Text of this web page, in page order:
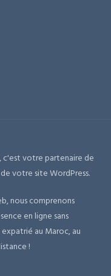
c'est votre partenaire de
votre site WordPress.
nous comprenons
en ligne sans
au Maroc, au
!